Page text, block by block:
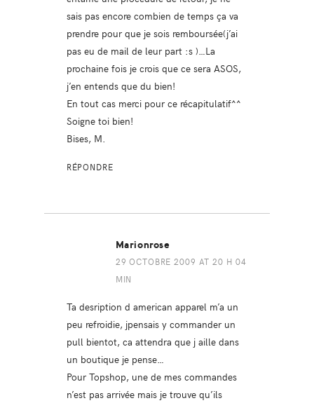
sais pas encore combien de temps ça va
prendre pour que je sois remboursée(j’ai
pas eu de mail de leur part :s )…La
prochaine fois je crois que ce sera ASOS,
j’en entends que du bien!
En tout cas merci pour ce récapitulatif^^
Soigne toi bien!
Bises, M.
RÉPONDRE
Marionrose
29 OCTOBRE 2009 AT 20 H 04
MIN
Ta desription d american apparel m’a un
peu refroidie, jpensais y commander un
pull bientot, ca attendra que j aille dans
un boutique je pense…
Pour Topshop, une de mes commandes
n’est pas arrivée mais je trouve qu’ils